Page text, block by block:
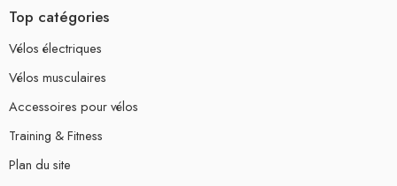
Top catégories
Vélos électriques
Vélos musculaires
Accessoires pour vélos
Training & Fitness
Plan du site